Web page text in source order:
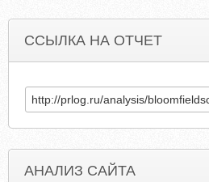
ССЫЛКА НА ОТЧЕТ
АНАЛИЗ САЙТА